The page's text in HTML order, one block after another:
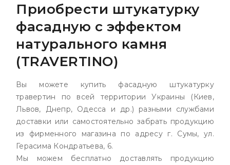
Приобрести штукатурку
фасадную с эффектом
натурального камня
(TRAVERTINO)
Вы можете купить фасадную штукатурку
травертин по всей территории Украины (Киев,
Львов, Днепр, Одесса и др.) разными службами
доставки или самостоятельно забрать продукцию
из фирменного магазина по адресу г. Сумы, ул.
Герасима Кондратьева, 6.
Мы можем бесплатно доставлять продукцию